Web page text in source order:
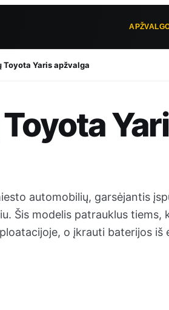
Yaris apžvalga
automobilių, garsėjantis
Šis modelis patrauklus tiems,
o įkrauti baterijos iš